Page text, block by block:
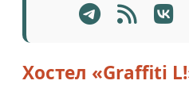
Хостел «Graffiti